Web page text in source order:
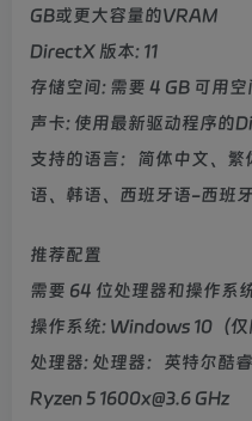
GB或更大容量的VRAM
DirectX 版本: 11
存储空间: 需要 4 GB 可用空
声卡: 使用最新驱动程序
支持的语言：简体中文、
语、韩语、西班牙语-西班
推荐配置
需要 64 位处理器和操作系
操作系统: Windows 10（仅
处理器: 处理器：英特尔酷
Ryzen 5 1600x@3.6 GHz